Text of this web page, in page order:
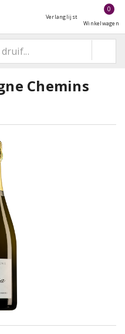
Verlanglijst
0
Winkelwagen
Chemins